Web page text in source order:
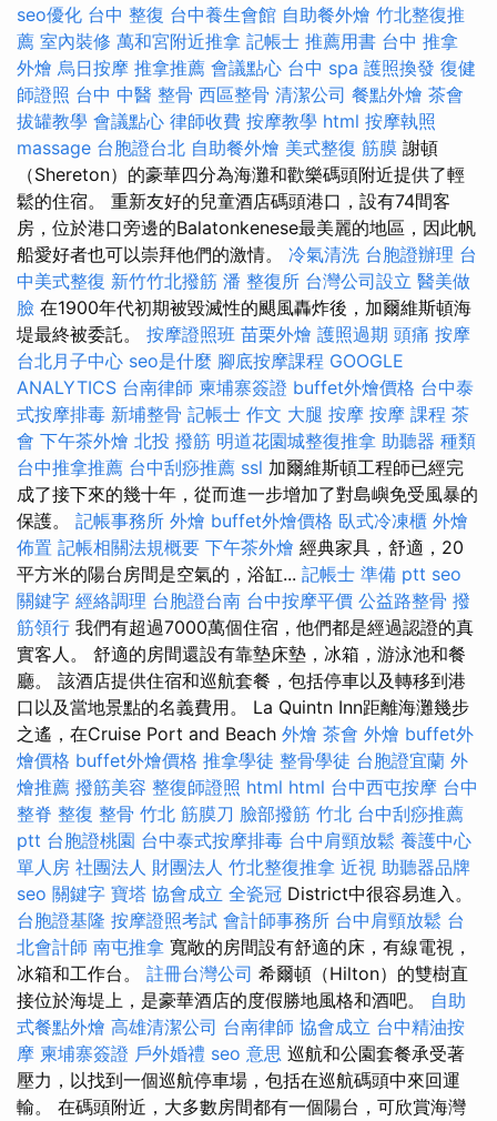
seo優化 台中 整復 台中養生會館 自助餐外燴 竹北整復推
薦 室內裝修 萬和宮附近推拿 記帳士 推薦用書 台中 推拿
外燴 烏日按摩 推拿推薦 會議點心 台中 spa 護照換發 復健
師證照 台中 中醫 整骨 西區整骨 清潔公司 餐點外燴 茶會
拔罐教學 會議點心 律師收費 按摩教學 html 按摩執照
massage 台胞證台北 自助餐外燴 美式整復 筋膜 謝頓
（Shereton）的豪華四分為海灘和歡樂碼頭附近提供了輕
鬆的住宿。 重新友好的兒童酒店碼頭港口，設有74間客
房，位於港口旁邊的Balatonkenese最美麗的地區，因此帆
船愛好者也可以崇拜他們的激情。 冷氣清洗 台胞證辦理 台
中美式整復 新竹竹北撥筋 潘 整復所 台灣公司設立 醫美做
臉 在1900年代初期被毀滅性的颶風轟炸後，加爾維斯頓海
堤最終被委託。 按摩證照班 苗栗外燴 護照過期 頭痛 按摩
台北月子中心 seo是什麼 腳底按摩課程 GOOGLE
ANALYTICS 台南律師 柬埔寨簽證 buffet外燴價格 台中泰
式按摩排毒 新埔整骨 記帳士 作文 大腿 按摩 按摩 課程 茶
會 下午茶外燴 北投 撥筋 明道花園城整復推拿 助聽器 種類
台中推拿推薦 台中刮痧推薦 ssl 加爾維斯頓工程師已經完
成了接下來的幾十年，從而進一步增加了對島嶼免受風暴的
保護。 記帳事務所 外燴 buffet外燴價格 臥式冷凍櫃 外燴
佈置 記帳相關法規概要 下午茶外燴 經典家具，舒適，20
平方米的陽台房間是空氣的，浴缸... 記帳士 準備 ptt seo
關鍵字 經絡調理 台胞證台南 台中按摩平價 公益路整骨 撥
筋領行 我們有超過7000萬個住宿，他們都是經過認證的真
實客人。 舒適的房間還設有靠墊床墊，冰箱，游泳池和餐
廳。 該酒店提供住宿和巡航套餐，包括停車以及轉移到港
口以及當地景點的名義費用。 La Quintn Inn距離海灘幾步
之遙，在Cruise Port and Beach 外燴 茶會 外燴 buffet外
燴價格 buffet外燴價格 推拿學徒 整骨學徒 台胞證宜蘭 外
燴推薦 撥筋美容 整復師證照 html html 台中西屯按摩 台中
整脊 整復 整骨 竹北 筋膜刀 臉部撥筋 竹北 台中刮痧推薦
ptt 台胞證桃園 台中泰式按摩排毒 台中肩頸放鬆 養護中心
單人房 社團法人 財團法人 竹北整復推拿 近視 助聽器品牌
seo 關鍵字 寶塔 協會成立 全瓷冠 District中很容易進入。
台胞證基隆 按摩證照考試 會計師事務所 台中肩頸放鬆 台
北會計師 南屯推拿 寬敞的房間設有舒適的床，有線電視，
冰箱和工作台。 註冊台灣公司 希爾頓（Hilton）的雙樹直
接位於海堤上，是豪華酒店的度假勝地風格和酒吧。 自助
式餐點外燴 高雄清潔公司 台南律師 協會成立 台中精油按
摩 柬埔寨簽證 戶外婚禮 seo 意思 巡航和公園套餐承受著
壓力，以找到一個巡航停車場，包括在巡航碼頭中來回運
輸。 在碼頭附近，大多數房間都有一個陽台，可欣賞海灣